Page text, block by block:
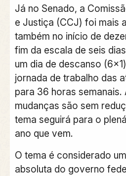
Já no Senado, a
e Justiça (CCJ) foi mais
também no início de
fim da escala de seis
um dia de descanso
jornada de trabalho das
para 36 horas semanais.
mudanças são sem
tema seguirá para o
ano que vem.
O tema é considerado
absoluta do governo